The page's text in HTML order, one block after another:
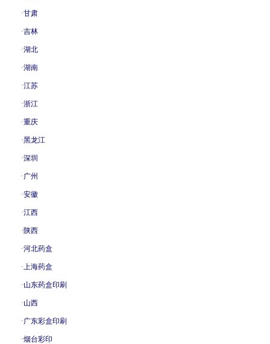
·甘肃
·吉林
·湖北
·湖南
·江苏
·浙江
·重庆
·黑龙江
·深圳
·广州
·安徽
·江西
·陕西
·河北药盒
·上海药盒
·山东药盒印刷
·山西
·广东彩盒印刷
·烟台彩印